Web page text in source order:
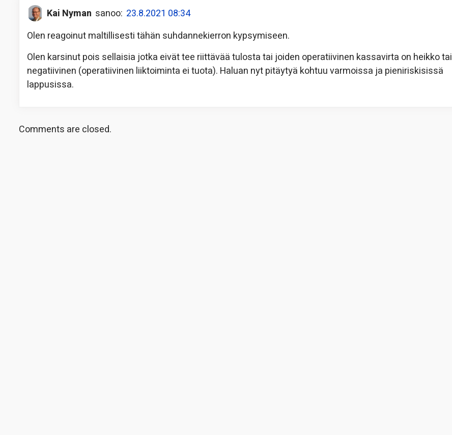
Kai Nyman sanoo: 23.8.2021 08:34
Olen reagoinut maltillisesti tähän suhdannekierron kypsymiseen.
Olen karsinut pois sellaisia jotka eivät tee riittävää tulosta tai joiden operatiivinen kassavirta on heikko tai
negatiivinen (operatiivinen liiktoiminta ei tuota). Haluan nyt pitäytyä kohtuu varmoissa ja pieniriskisissä
lappusissa.
Comments are closed.